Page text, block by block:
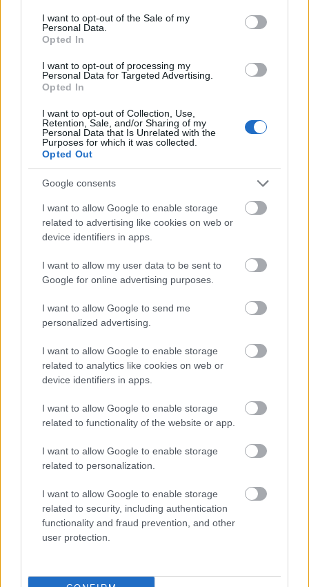
consent section.
I want to opt-out of the Sale of my
Personal Data.
Opted In
I want to opt-out of processing my
Personal Data for Targeted Advertising.
Opted In
I want to opt-out of Collection, Use,
Retention, Sale, and/or Sharing of my
Personal Data that Is Unrelated with the
Purposes for which it was collected.
Opted Out
Google consents
I want to allow Google to enable storage
related to advertising like cookies on web or
device identifiers in apps.
I want to allow my user data to be sent to
Google for online advertising purposes.
I want to allow Google to send me
personalized advertising.
I want to allow Google to enable storage
related to analytics like cookies on web or
device identifiers in apps.
I want to allow Google to enable storage
related to functionality of the website or app.
I want to allow Google to enable storage
related to personalization.
I want to allow Google to enable storage
related to security, including authentication
functionality and fraud prevention, and other
user protection.
Belváros-Lipótváros
játszótér
Város-Teampannon Kereskedelmi és Szolgáltató Kft.
parkfelújítás
Újragondolják Lipótváros rejtett, zöld parkját
Indulhat a Honvéd tér megújításának tervezése, ahol a
klímatudatos gondolkodás és a helyi identitás erősítése kerül a
Történelmi táj, amelynek minden köve
mesél – megújul a tatai Angolkert
M1 bővítés: már zajlik a teljesen új
Bicske Kelet csomópont építése
Új gyalogosátkelők és jelzőlámpás
Másfélszeresére bővítik
iskoláját